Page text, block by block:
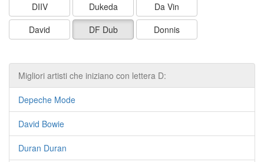
DIIV
Dukeda
Da Vin
David
DF Dub Donnis
Migliori artisti che iniziano con lettera D:
Depeche Mode
David Bowie
Duran Duran